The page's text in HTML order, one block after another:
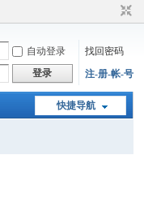
自动登录
找回密码
登录 注-册-帐-号
快捷导航